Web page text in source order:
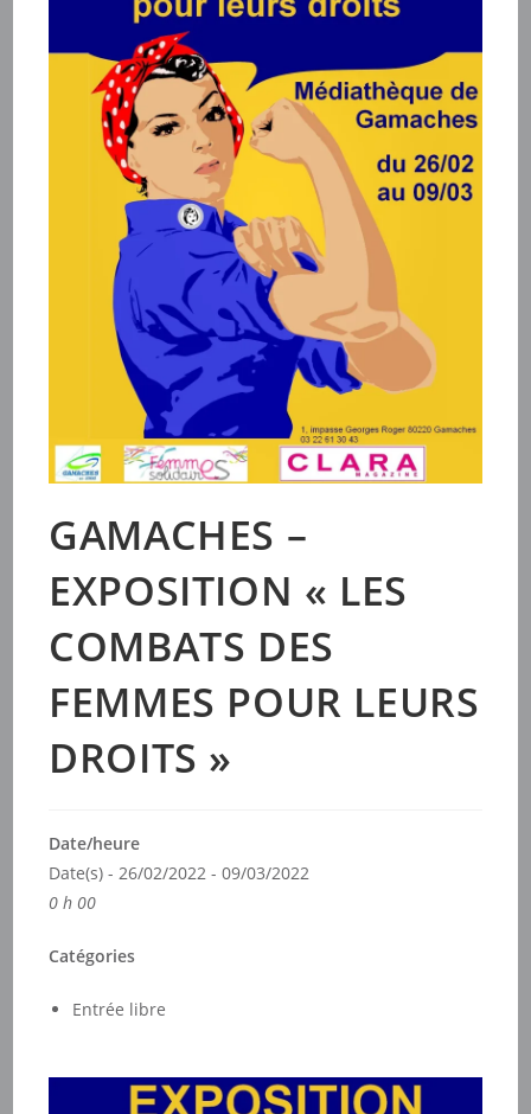
GAMACHES –
EXPOSITION « LES
COMBATS DES
FEMMES POUR LEURS
DROITS »
Date/heure
Date(s) - 26/02/2022 - 09/03/2022
0 h 00
Catégories
Entrée libre